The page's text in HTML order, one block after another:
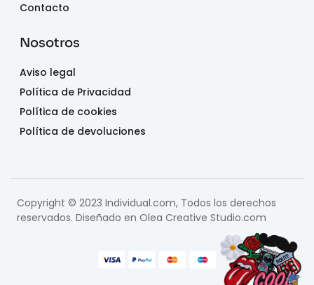
Contacto
Nosotros
Aviso legal
Política de Privacidad
Política de cookies
Política de devoluciones
Copyright © 2023 Individual.com, Todos los derechos
reservados. Diseñado en Olea Creative Studio.com